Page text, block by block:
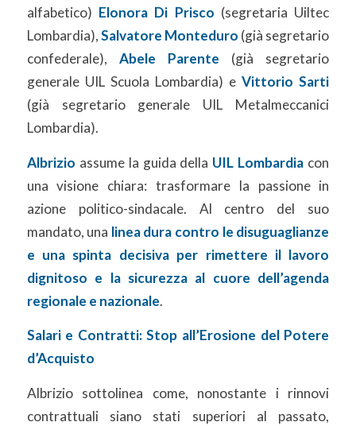
alfabetico) Elonora Di Prisco (segretaria Uiltec
Lombardia),Salvatore Monteduro (già segretario
confederale), Abele Parente (già segretario
generale UIL Scuola Lombardia) e Vittorio Sarti
(già segretario generale UIL Metalmeccanici
Lombardia).
Albrizio assume la guida della UIL Lombardia con
una visione chiara: trasformare la passione in
azione politico-sindacale. Al centro del suo
mandato, una linea dura contro le disuguaglianze
e una spinta decisiva per rimettere il lavoro
dignitoso e la sicurezza al cuore dell’agenda
regionale e nazionale.
Salari e Contratti: Stop all’Erosione del Potere
d’Acquisto
Albrizio sottolinea come, nonostante i rinnovi
contrattuali siano stati superiori al passato,